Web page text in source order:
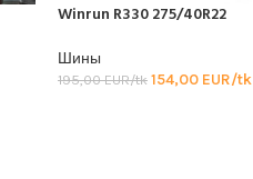
Winrun R330 275/40R22
Шины
195,00EUR/tk 154,00 EUR/tk